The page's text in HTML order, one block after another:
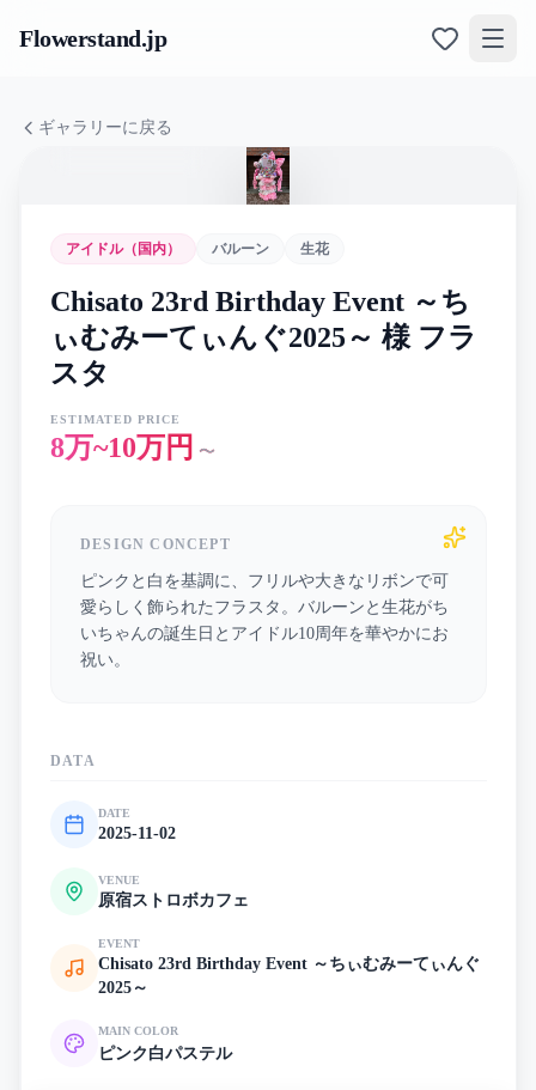
Flowerstand.jp
ギャラリーに戻る
アイドル（国内） バルーン 生花
Chisato 23rd Birthday Event ～ち
ぃむみーてぃんぐ2025～ 様 フラ
スタ
ESTIMATED PRICE
8万~10万円 〜
DESIGN CONCEPT
ピンクと白を基調に、フリルや大きなリボンで可
愛らしく飾られたフラスタ。バルーンと生花がち
いちゃんの誕生日とアイドル10周年を華やかにお
祝い。
DATA
DATE
2025-11-02
VENUE
原宿ストロボカフェ
EVENT
Chisato 23rd Birthday Event ～ちぃむみーてぃんぐ
2025～
MAIN COLOR
ピンク 白パステル